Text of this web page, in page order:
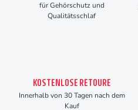
für Gehörschutz und
Qualitätsschlaf
KOSTENLOSE RETOURE
Innerhalb von 30 Tagen nach dem
Kauf